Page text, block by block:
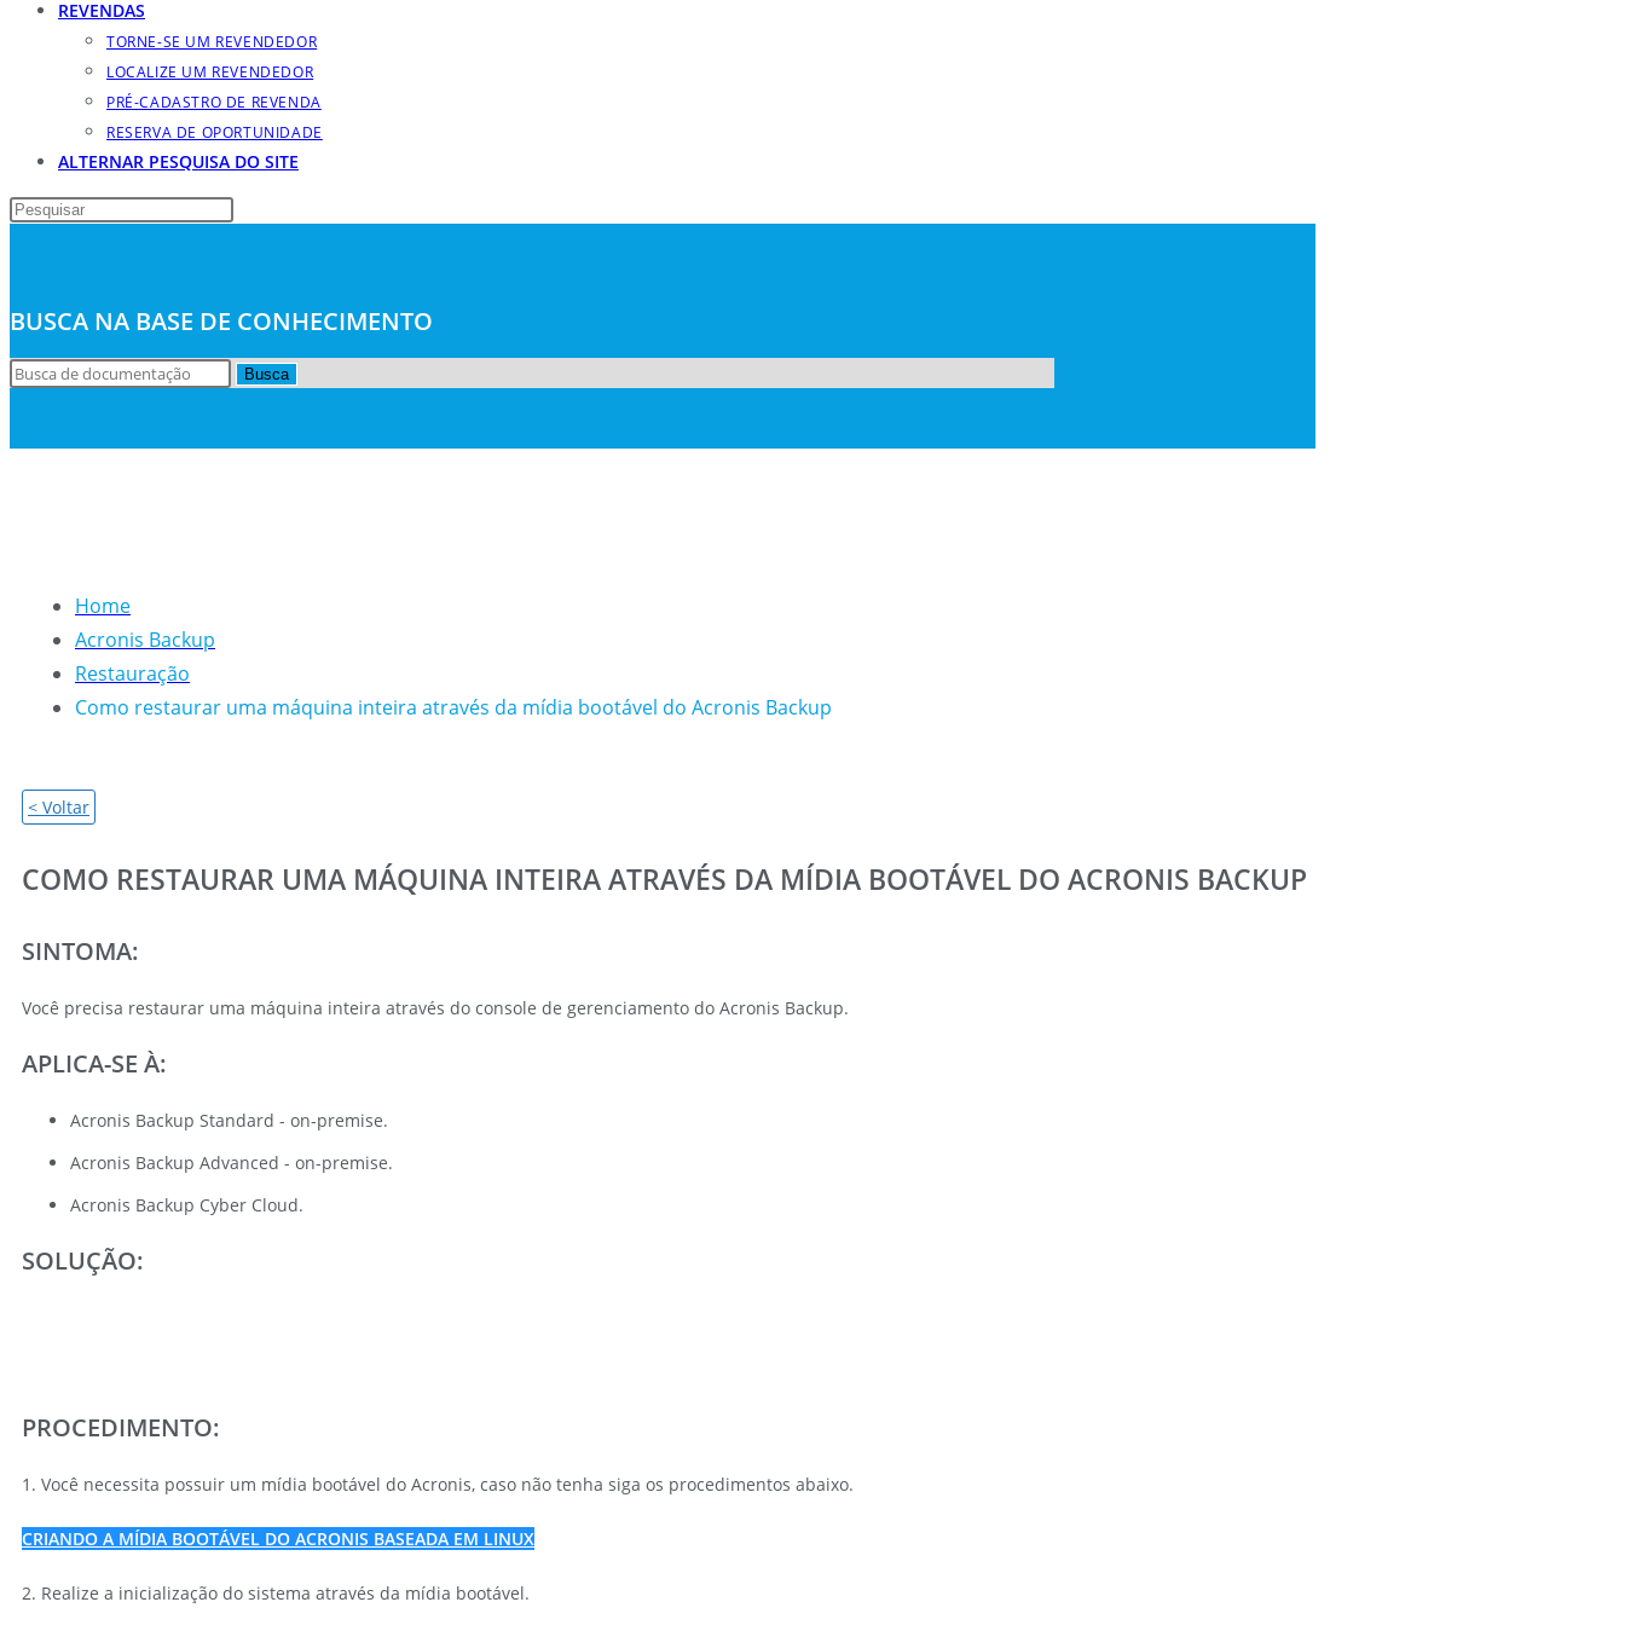
REVENDAS
TORNE-SE UM REVENDEDOR
LOCALIZE UM REVENDEDOR
PRÉ-CADASTRO DE REVENDA
RESERVA DE OPORTUNIDADE
ALTERNAR PESQUISA DO SITE
BUSCA NA BASE DE CONHECIMENTO
Busca
Home
Acronis Backup
Restauração
Como restaurar uma máquina inteira através da mídia bootável do Acronis Backup
< Voltar
COMO RESTAURAR UMA MÁQUINA INTEIRA ATRAVÉS DA MÍDIA BOOTÁVEL DO ACRONIS BACKUP
SINTOMA:
Você precisa restaurar uma máquina inteira através do console de gerenciamento do Acronis Backup.
APLICA-SE À:
Acronis Backup Standard - on-premise.
Acronis Backup Advanced - on-premise.
Acronis Backup Cyber Cloud.
SOLUÇÃO:
PROCEDIMENTO:
1. Você necessita possuir um mídia bootável do Acronis, caso não tenha siga os procedimentos abaixo.
CRIANDO A MÍDIA BOOTÁVEL DO ACRONIS BASEADA EM LINUX
2. Realize a inicialização do sistema através da mídia bootável.